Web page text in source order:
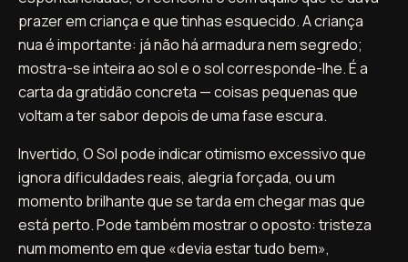
prazer em criança e que tinhas esquecido. A criança
nua é importante: já não há armadura nem segredo;
mostra-se inteira ao sol e o sol corresponde-lhe. É a
carta da gratidão concreta — coisas pequenas que
voltam a ter sabor depois de uma fase escura.
Invertido, O Sol pode indicar otimismo excessivo que
ignora dificuldades reais, alegria forçada, ou um
momento brilhante que se tarda em chegar mas que
está perto. Pode também mostrar o oposto: tristeza
num momento em que «devia estar tudo bem»,